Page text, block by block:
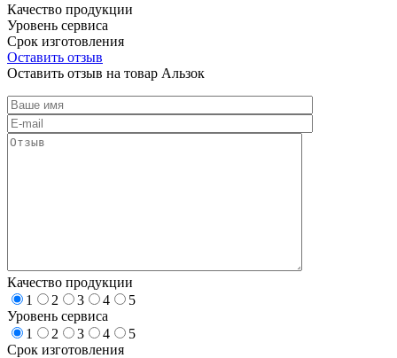
Качество продукции
Уровень сервиса
Срок изготовления
Оставить отзыв
Оставить отзыв на товар Альзок
Качество продукции
1
2 3 4
5
Уровень сервиса
1
2 3 4
5
Срок изготовления